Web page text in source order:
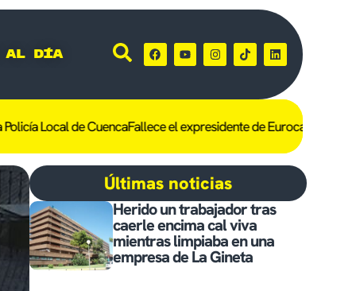
al día
Local de CuencaFallece el expresidente de Eurocaja Rural,
Últimas noticias
Herido un trabajador tras
caerle encima cal viva
mientras limpiaba en una
empresa de La Gineta